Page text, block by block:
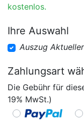
kostenlos.
Ihre Auswahl
Auszug
Zahlungsart
Die Gebühr für
19% MwSt.)